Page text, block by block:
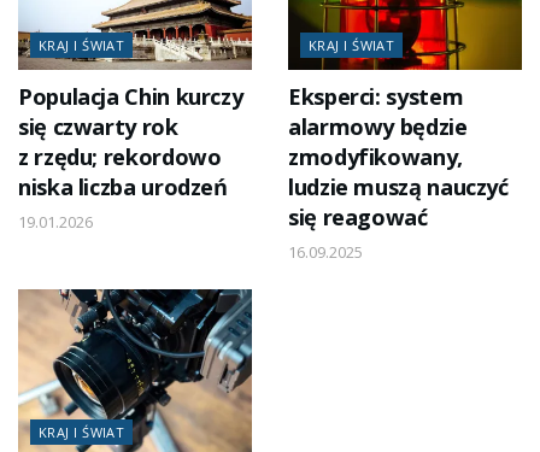
KRAJ I ŚWIAT
Populacja Chin kurczy
się czwarty rok
z rzędu; rekordowo
niska liczba urodzeń
19.01.2026
KRAJ I ŚWIAT
Eksperci: system
alarmowy będzie
zmodyfikowany,
ludzie muszą nauczyć
się reagować
16.09.2025
KRAJ I ŚWIAT